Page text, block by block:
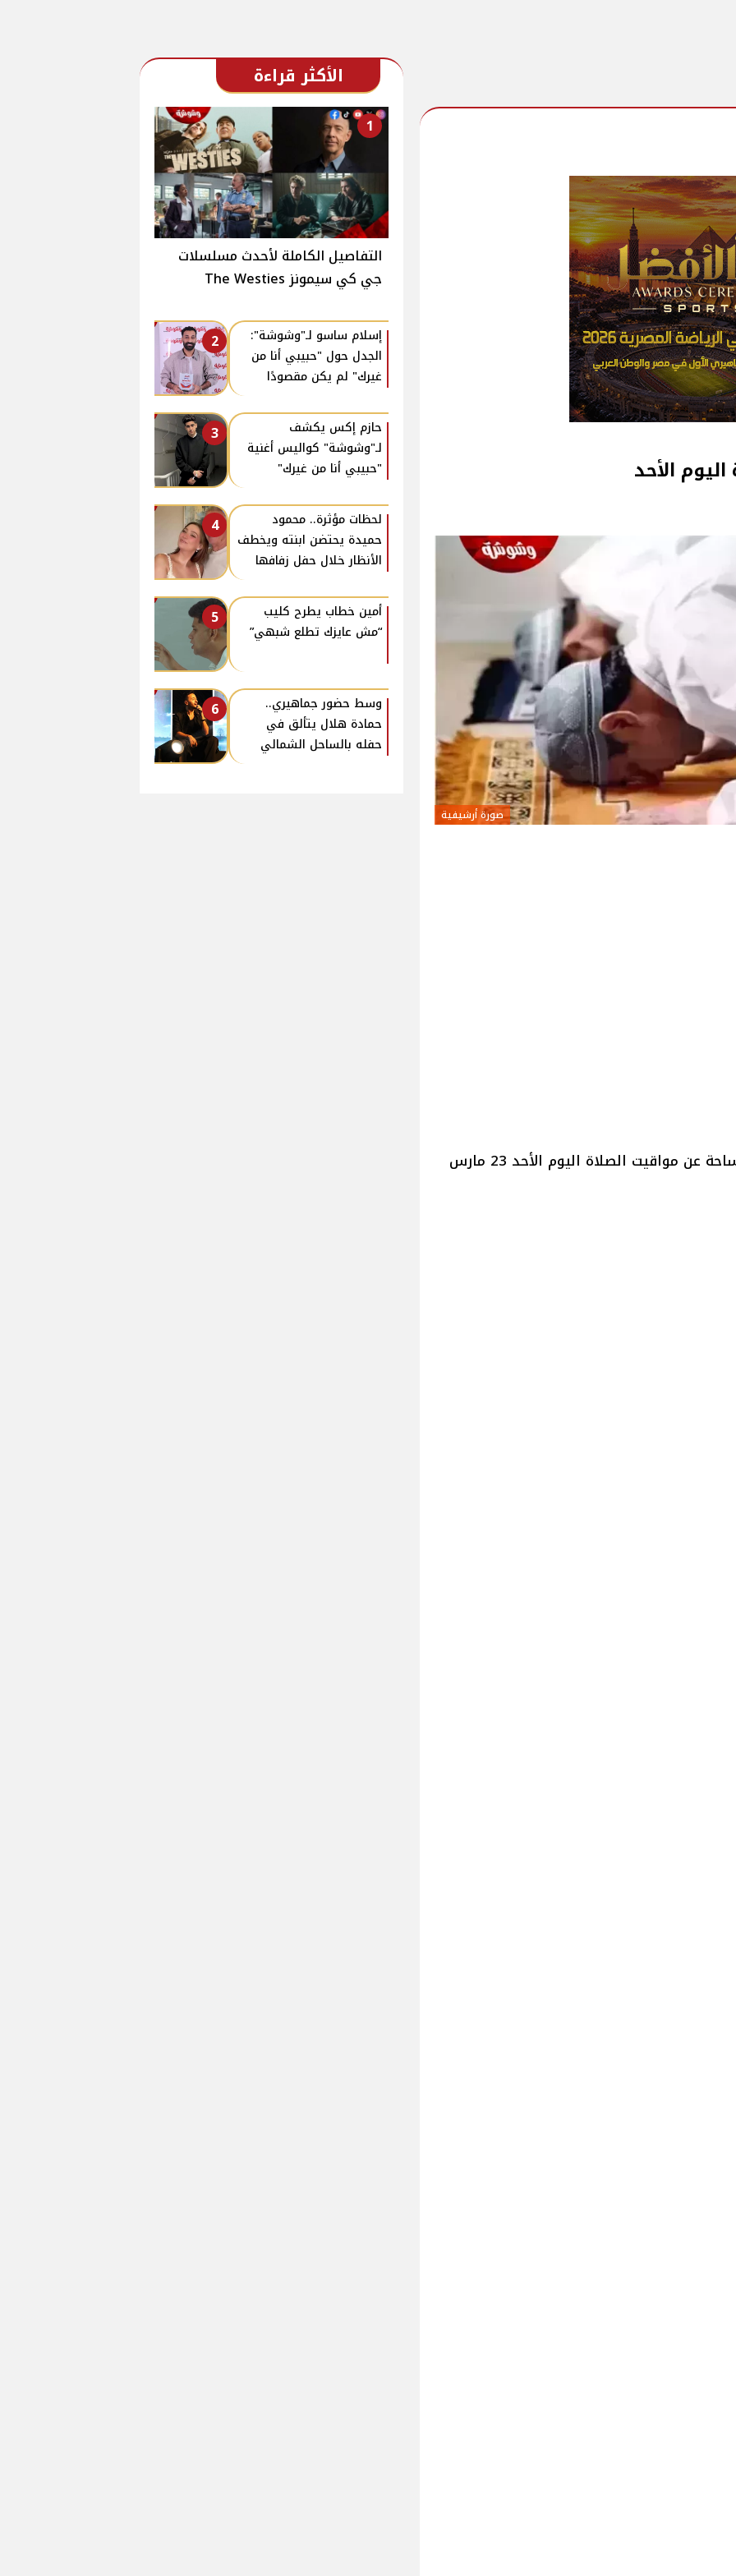
الأحد
صورة أرشيفية
أعلنت الهيئة المصرية العامة للمساحة عن مواقيت الصلاة اليوم الأحد 23 مارس
الأكثر قراءة
1
التفاصيل الكاملة لأحدث مسلسلات
جي كي سيمونز The Westies
2
إسلام ساسو لـ"وشوشة":
الجدل حول "حبيبي أنا من
غيرك" لم يكن مقصودًا
3
حازم إكس يكشف
لـ"وشوشة" كواليس أغنية
"حبيبي أنا من غيرك"
4
لحظات مؤثرة.. محمود
حميدة يحتضن ابنته ويخطف
الأنظار خلال حفل زفافها
5
أمين خطاب يطرح كليب
“مش عايزك تطلع شبهي”
6
وسط حضور جماهيري..
حمادة هلال يتألق في
حفله بالساحل الشمالي